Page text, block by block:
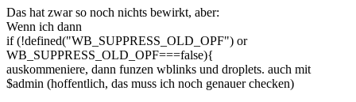
Das hat zwar so noch nichts bewirkt, aber:
Wenn ich dann
if (!defined("WB_SUPPRESS_OLD_OPF") or
WB_SUPPRESS_OLD_OPF===false){
auskommeniere, dann funzen wblinks und droplets. auch mit
$admin (hoffentlich, das muss ich noch genauer checken)